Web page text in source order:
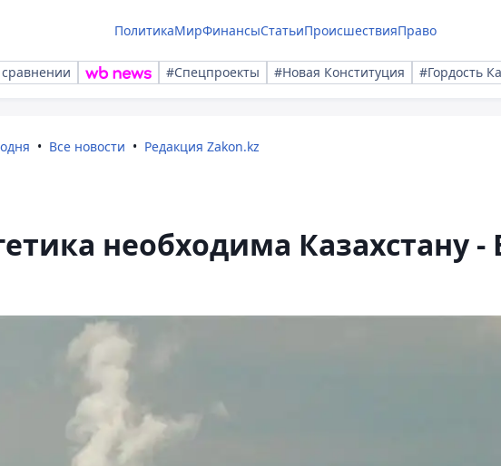
ПолитикаМирФинансыСтатьиПроисшествияПраво
#Спецпроекты #Новая Конституция #Гордость
Все новости Редакция Zakon.kz
необходима Казахстану -